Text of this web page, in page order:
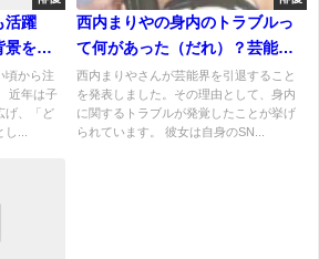
活躍
景を徹
頃から注
近年は子
げ、「ど
...
西内まりやの身内のトラブルっ
て何があった（だれ）？芸能界
引退を決意する理由とは？
西内まりやさんが芸能界を引退すること
を発表しました。その理由として、身内
に関するトラブルが発覚したことが挙げ
られています。 彼女は自身のSN...